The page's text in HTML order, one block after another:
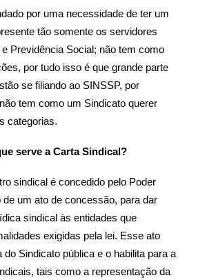
por uma necessidade de ter um
tão somente os servidores
Previdência Social; não tem como
por tudo isso é que grande parte
se filiando ao SINSSP, por
tem como um Sindicato querer
categorias.
serve a Carta Sindical?
sindical é concedido pelo Poder
de um ato de concessão, para dar
sindical às entidades que
exigidas pela lei. Esse ato
do Sindicato pública e o habilita para a
tais como a representação da